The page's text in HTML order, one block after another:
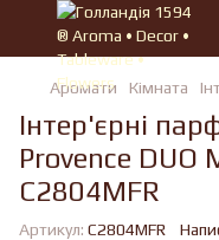
Аромати Кімната
Інтер'єрні
Provence DUO
C2804MFR
Артикул: C2804MFR